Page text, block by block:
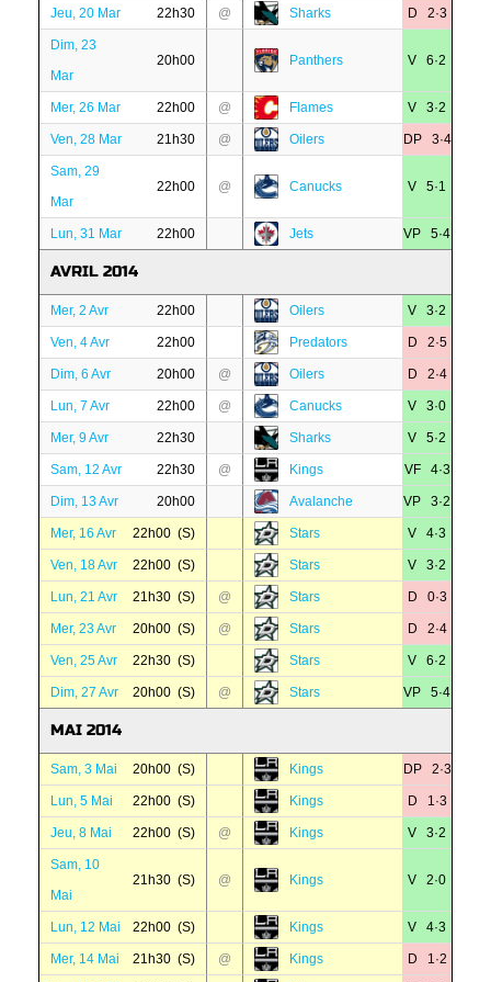
Jeu, 20 Mar 22h30 @ Sharks D 2·3
Dim, 23
Mar
20h00 Panthers V 6·2
Mer, 26 Mar 22h00 @ Flames V 3·2
Ven, 28 Mar 21h30 @ Oilers DP 3·4
Sam, 29
Mar
22h00 @ Canucks V 5·1
Lun, 31 Mar 22h00 Jets VP 5·4
AVRIL 2014
Mer, 2 Avr 22h00 Oilers V 3·2
Ven, 4 Avr 22h00 Predators D 2·5
Dim, 6 Avr 20h00 @ Oilers D 2·4
Lun, 7 Avr 22h00 @ Canucks V 3·0
Mer, 9 Avr 22h30 Sharks V 5·2
Sam, 12 Avr 22h30 @ Kings VF 4·3
Dim, 13 Avr 20h00 Avalanche VP 3·2
Mer, 16 Avr 22h00 (S) Stars V 4·3
Ven, 18 Avr 22h00 (S) Stars V 3·2
Lun, 21 Avr 21h30 (S) @ Stars D 0·3
Mer, 23 Avr 20h00 (S) @ Stars D 2·4
Ven, 25 Avr 22h30 (S) Stars V 6·2
Dim, 27 Avr 20h00 (S) @ Stars VP 5·4
MAI 2014
Sam, 3 Mai 20h00 (S) Kings DP 2·3
Lun, 5 Mai 22h00 (S) Kings D 1·3
Jeu, 8 Mai 22h00 (S) @ Kings V 3·2
Sam, 10
Mai
21h30 (S) @ Kings V 2·0
Lun, 12 Mai 22h00 (S) Kings V 4·3
Mer, 14 Mai 21h30 (S) @ Kings D 1·2